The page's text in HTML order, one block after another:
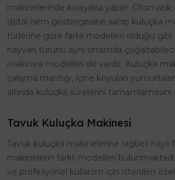
makinelerinde kolaylıkla yapılır.
dijital nem göstergesine sahip kuluçka
türlerine göre farklı modelleri olduğu gibi
hayvan türünü aynı ortamda
makinesi modelleri de vardır. Kuluçka
çalışma mantığı, içine koyulan
altında kuluçka sürelerini tamamlamasını
Tavuk Kuluçka Makinesi
Tavuk kuluçka makinelerine rağbet hayli
makinelerin farklı modelleri
ve profesyonel kullanım için istenilen